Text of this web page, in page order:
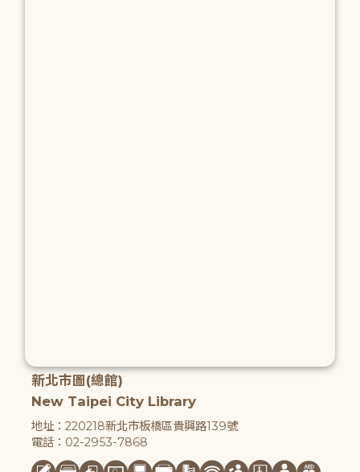
新北市圖(總館)
New Taipei City Library
地址：220218新北市板橋區貴興路139號
電話：02-2953-7868